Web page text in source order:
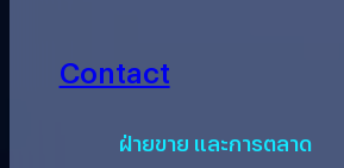
Contact
ฝ่ายขาย และการตลาด